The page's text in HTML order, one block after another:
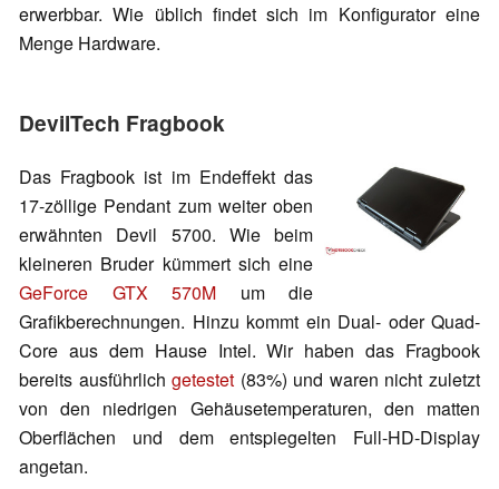
erwerbbar. Wie üblich findet sich im Konfigurator eine
Menge Hardware.
DevilTech Fragbook
Das Fragbook ist im Endeffekt das
17-zöllige Pendant zum weiter oben
erwähnten Devil 5700. Wie beim
kleineren Bruder kümmert sich eine
GeForce GTX 570M um die
Grafikberechnungen. Hinzu kommt ein Dual- oder Quad-
Core aus dem Hause Intel. Wir haben das Fragbook
bereits ausführlichgetestet (83%) und waren nicht zuletzt
von den niedrigen Gehäusetemperaturen, den matten
Oberflächen und dem entspiegelten Full-HD-Display
angetan.